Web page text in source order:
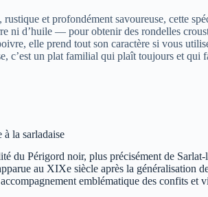
rustique et profondément savoureuse, cette
ni d’huile — pour obtenir des rondelles
elle prend tout son caractère si vous
c’est un plat familial qui plaît toujours et
la sarladaise
du Périgord noir, plus précisément de Sarlat-
au XIXe siècle après la généralisation
emblématique des confits et